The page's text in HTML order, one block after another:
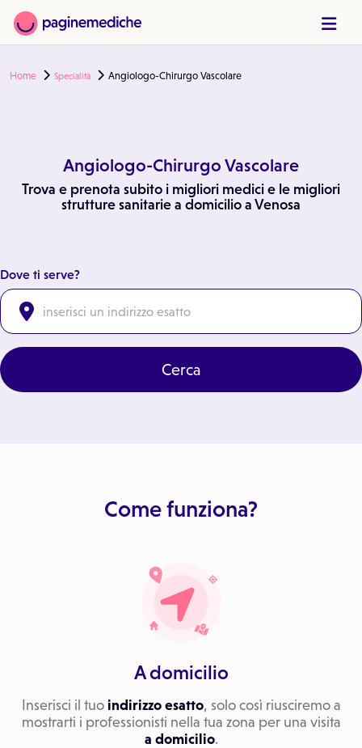
Home Specialità Angiologo-Chirurgo Vascolare
Angiologo-Chirurgo Vascolare
Trova e prenota subito i migliori medici e le migliori
strutture sanitarie a domicilio a Venosa
Dove ti serve?
Cerca
Come funziona?
A domicilio
Inserisci il tuo indirizzo esatto, solo così riusciremo a
mostrarti i professionisti nella tua zona per una visita
a domicilio.